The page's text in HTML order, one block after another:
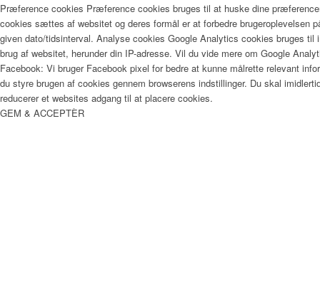
Præference cookies Præference cookies bruges til at huske dine
cookies sættes af websitet og deres formål er at forbedre brugeroplevelsen
given dato/tidsinterval. Analyse cookies Google Analytics cookies bruges
brug af websitet, herunder din IP-adresse. Vil du vide mere om Google
Facebook: Vi bruger Facebook pixel for bedre at kunne målrette relevant
du styre brugen af cookies gennem browserens indstillinger. Du skal
reducerer et websites adgang til at placere cookies.
GEM & ACCEPTÈR